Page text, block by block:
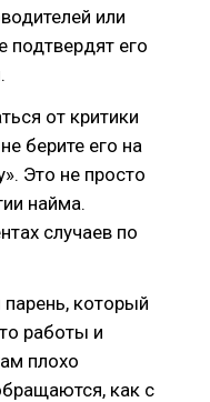
или
подтвердят его
от критики
берите его на
Это не просто
найма.
случаев по
который
работы и
плохо
как с